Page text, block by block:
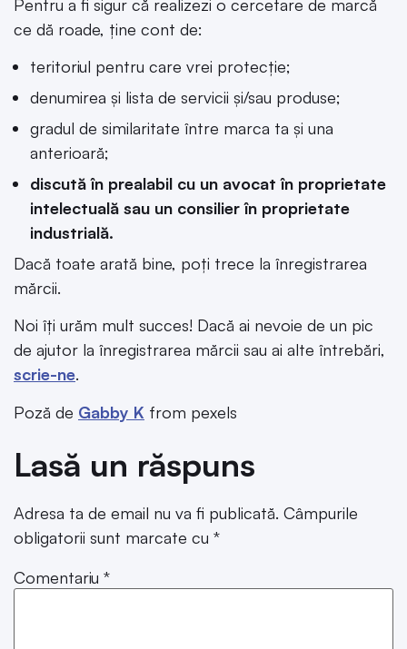
Pentru a fi sigur că realizezi o cercetare de marcă
ce dă roade, ține cont de:
teritoriul pentru care vrei protecție;
denumirea și lista de servicii și/sau produse;
gradul de similaritate între marca ta și una
anterioară;
discută în prealabil cu un avocat în proprietate
intelectuală sau un consilier în proprietate
industrială.
Dacă toate arată bine, poți trece la înregistrarea
mărcii.
Noi îți urăm mult succes! Dacă ai nevoie de un pic
de ajutor la înregistrarea mărcii sau ai alte întrebări,
scrie-ne.
Poză de Gabby K from pexels
Lasă un răspuns
Adresa ta de email nu va fi publicată. Câmpurile
obligatorii sunt marcate cu *
Comentariu *